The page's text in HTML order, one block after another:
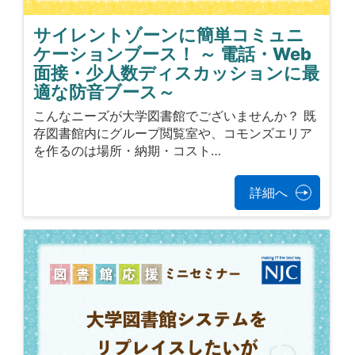
サイレントゾーンに簡単コミュニ
ケーションブース！ ～ 電話・Web
面接・少人数ディスカッションに最
適な防音ブース～
こんなニーズが大学図書館でございませんか？ 既
存図書館内にグループ閲覧室や、コモンズエリア
を作るのは場所・納期・コスト…
詳細へ